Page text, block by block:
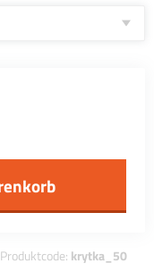
Produktcode: krytka_50